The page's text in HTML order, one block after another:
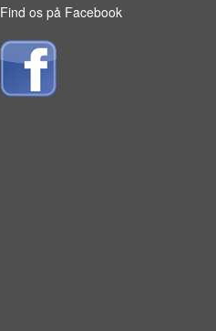
Find os på Facebook